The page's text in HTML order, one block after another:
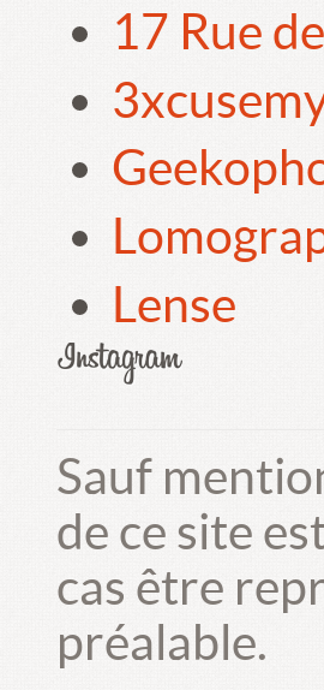
17 Rue
Lense
Sauf
de ce site
cas être
préalable.